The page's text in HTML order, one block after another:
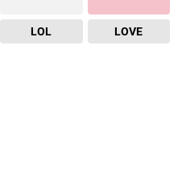
LOL LOVE